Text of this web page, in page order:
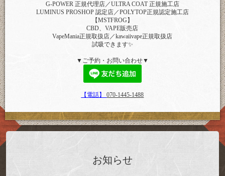
G-POWER 正規代理店／ULTRA COAT 正規施工店
LUMINUS PROSHOP 認定店／POLYTOP正規認定施工店
【MSTFROG】
CBD、VAPE販売店
VapeMania正規取扱店／kawaiivape正規取扱店
試吸できます✨
▼ご予約・お問い合わせ▼
【電話】070-1445-1488
お知らせ